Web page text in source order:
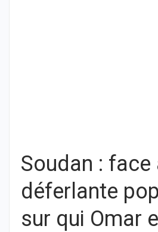
Soudan : face
déferlante
sur qui Omar